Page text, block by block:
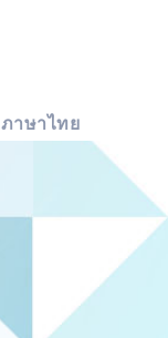
ภาษาไทย